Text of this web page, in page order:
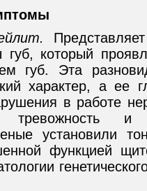
который
губ. Эта
характер, а ее
в работе
тревожность и
установили
функцией